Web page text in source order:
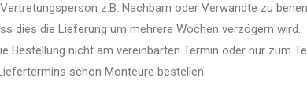
z.B. Nachbarn oder Verwandte zu
dies die Lieferung um mehrere Wochen verzögern wird.
Bestellung nicht am vereinbarten Termin oder nur zum
schon Monteure bestellen.